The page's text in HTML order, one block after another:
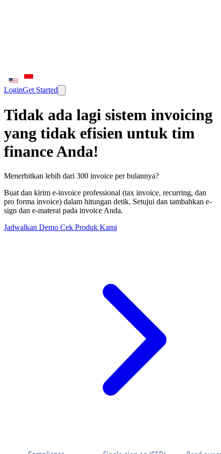
LoginGet Started
Tidak ada lagi sistem invoicing
yang tidak efisien untuk tim
finance Anda!
Menerbitkan lebih dari 300 invoice per bulannya?
Buat dan kirim e-invoice professional (tax invoice, recurring, dan
pro forma invoice) dalam hitungan detik. Setujui dan tambahkan e-
sign dan e-materai pada invoice Anda.
Jadwalkan Demo Cek Produk Kami